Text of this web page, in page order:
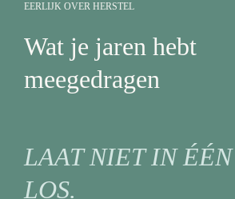
EERLIJK OVER HERSTEL
Wat je jaren hebt
meegedragen
LAAT NIET IN ÉÉN
LOS.